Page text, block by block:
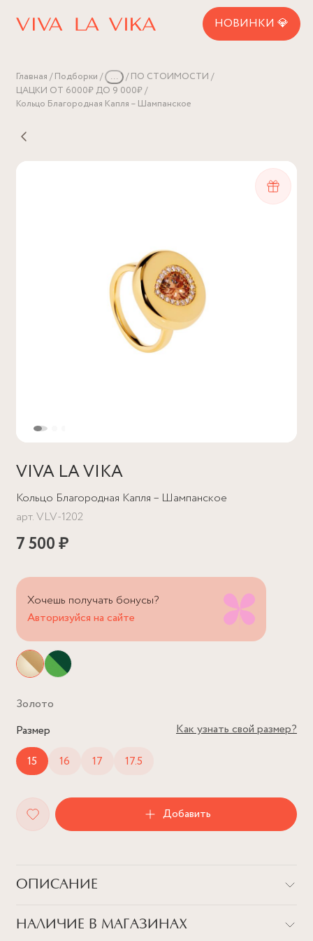
НОВИНКИ 💎
Главная Подборки ...
ПО СТОИМОСТИ
ЦАЦКИ ОТ 6000₽ ДО 9 000₽
Кольцо Благородная Капля – Шампанское
VIVA LA VIKA
Кольцо Благородная Капля – Шампанское
арт.VLV-1202
7 500 ₽
Хочешь получать бонусы?
Авторизуйся на сайте
Золото
Размер
15
16 17 17.5
Как узнать свой размер?
Добавить
ОПИСАНИЕ
слова. Стильная, романтичная и элегантная. С таким вайбом
НАЛИЧИЕ В МАГАЗИНАХ